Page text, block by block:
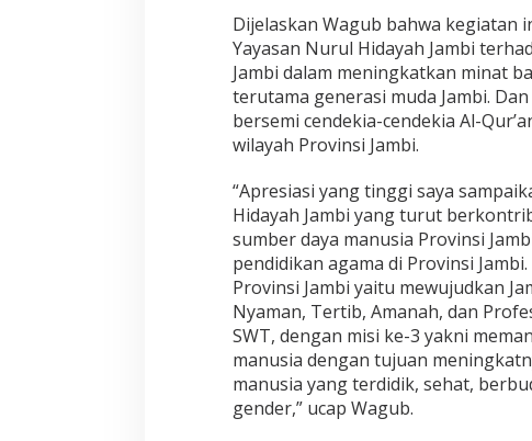
t
u
k
r
i
b
d
B
e
r
k
a
r
a
k
t
e
Dijelaskan Wagub bahwa kegiatan
Yayasan Nurul Hidayah Jambi
Jambi dalam meningkatkan minat
terutama generasi muda Jambi.
bersemi cendekia-cendekia Al-
wilayah Provinsi Jambi.
“Apresiasi yang tinggi saya
Hidayah Jambi yang turut
sumber daya manusia Provinsi
pendidikan agama di Provinsi
Provinsi Jambi yaitu mewujudkan
Nyaman, Tertib, Amanah, dan
SWT, dengan misi ke-3 yakni
manusia dengan tujuan
manusia yang terdidik, sehat,
gender,” ucap Wagub.